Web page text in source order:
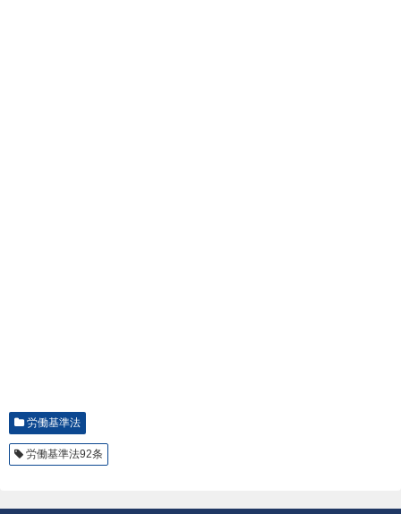
労働基準法
労働基準法92条